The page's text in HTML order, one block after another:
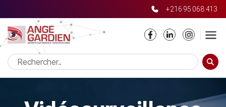
+216 95 068 413
: Only variables should be passed by reference in
/home/moovprh/angegardien/wp-
content/themes/angegardien/templates/produit-html.php